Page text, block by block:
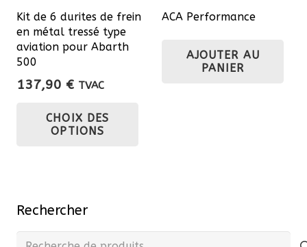
Kit de 6 durites de frein
en métal tressé type
aviation pour Abarth
500
137,90 € TVAC
CHOIX DES
OPTIONS
ACA Performance
AJOUTER AU
PANIER
Rechercher
Recherche